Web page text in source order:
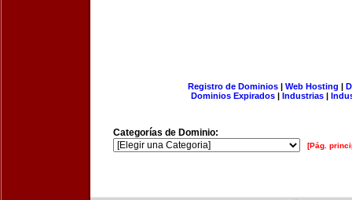
Registro de Dominios| Web Hosting |
Dominios Expirados | Industrias |
Categorías de Dominio:
[Pág.